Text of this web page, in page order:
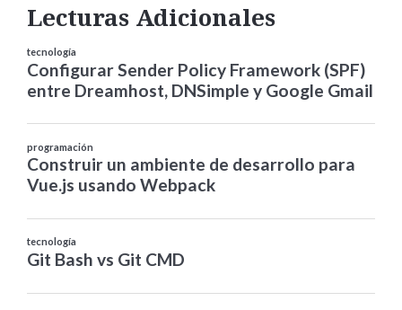
Lecturas Adicionales